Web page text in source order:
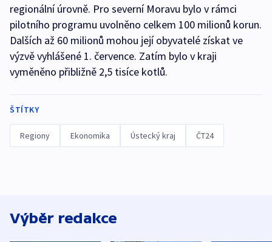
regionální úrovně. Pro severní Moravu bylo v rámci
pilotního programu uvolněno celkem 100 milionů korun.
Dalších až 60 milionů mohou její obyvatelé získat ve
výzvě vyhlášené 1. července. Zatím bylo v kraji
vyměněno přibližně 2,5 tisíce kotlů.
ŠTÍTKY
Regiony Ekonomika Ústecký kraj ČT24
Výběr redakce